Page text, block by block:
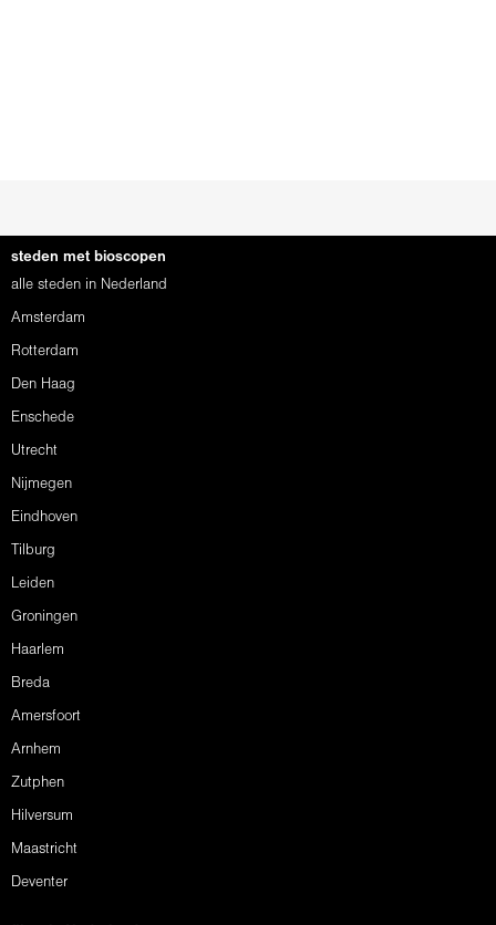
steden met bioscopen
alle steden in Nederland
Amsterdam
Rotterdam
Den Haag
Enschede
Utrecht
Nijmegen
Eindhoven
Tilburg
Leiden
Groningen
Haarlem
Breda
Amersfoort
Arnhem
Zutphen
Hilversum
Maastricht
Deventer